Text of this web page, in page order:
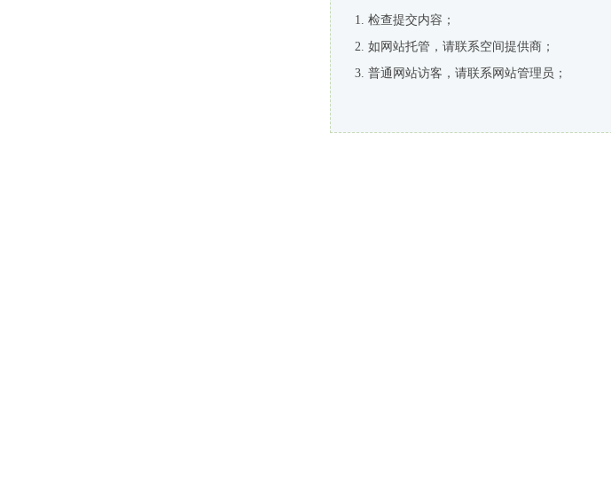
检查提交内容；
如网站托管，请联系空间提供商；
普通网站访客，请联系网站管理员；